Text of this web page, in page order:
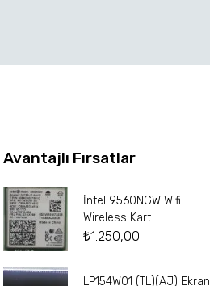
Avantajlı Fırsatlar
İntel 9560NGW Wifi
Wireless Kart
₺1.250,00
LP154W01 (TL)(AJ) Ekran